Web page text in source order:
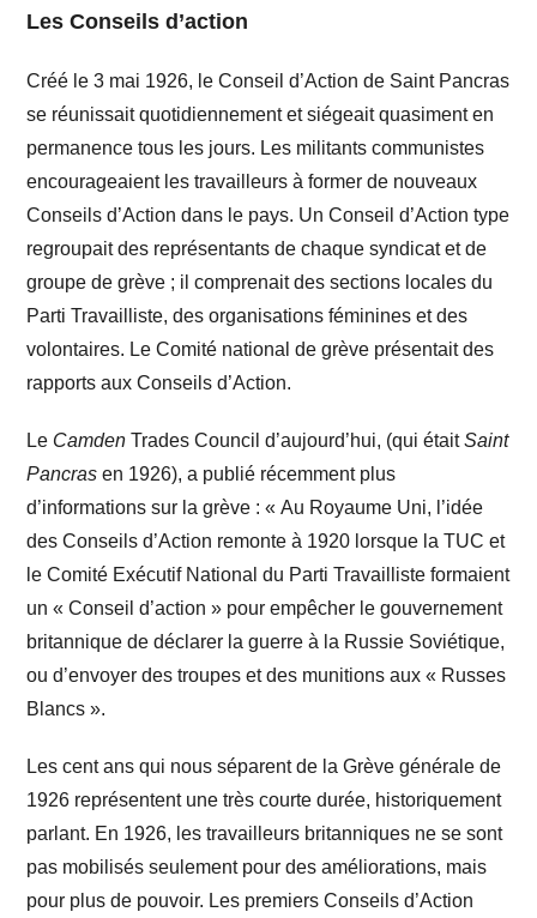
Les Conseils d’action
Créé le 3 mai 1926, le Conseil d’Action de Saint Pancras
se réunissait quotidiennement et siégeait quasiment en
permanence tous les jours. Les militants communistes
encourageaient les travailleurs à former de nouveaux
Conseils d’Action dans le pays. Un Conseil d’Action type
regroupait des représentants de chaque syndicat et de
groupe de grève ; il comprenait des sections locales du
Parti Travailliste, des organisations féminines et des
volontaires. Le Comité national de grève présentait des
rapports aux Conseils d’Action.
Le Camden Trades Council d’aujourd’hui, (qui étaitSaint
Pancras en 1926), a publié récemment plus
d’informations sur la grève : « Au Royaume Uni, l’idée
des Conseils d’Action remonte à 1920 lorsque la TUC et
le Comité Exécutif National du Parti Travailliste formaient
un « Conseil d’action » pour empêcher le gouvernement
britannique de déclarer la guerre à la Russie Soviétique,
ou d’envoyer des troupes et des munitions aux « Russes
Blancs ».
Les cent ans qui nous séparent de la Grève générale de
1926 représentent une très courte durée, historiquement
parlant. En 1926, les travailleurs britanniques ne se sont
pas mobilisés seulement pour des améliorations, mais
pour plus de pouvoir. Les premiers Conseils d’Action